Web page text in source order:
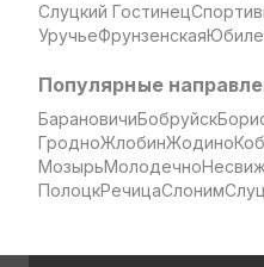
Слуцкий Гостинец
УручьеФрунзенская
Популярные
БарановичиБобруйск
ГродноЖлобинЖодино
МозырьМолодечно
ПолоцкРечицаСлоним